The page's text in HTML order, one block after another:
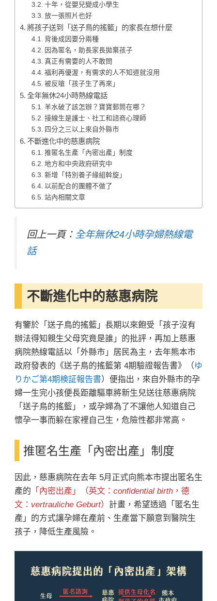
十年，從嬰兒變成小學生
放一張照片也好
將孩子送到「送子鳥的搖籃」的家長在想什麼
背後成因要分兩種
因為匿名，助長家長拋棄孩子
真正有需要的人不敢問
福利再優渥，有需求的人不知道就沒用
被反嗆「孩子生了再來」
全年無休24小時熱線電話
羊水破了該怎辦？寶寶郵筒在哪？
接線生是護士、社工和諮商心理師
四分之三以上來自外縣市
不斷進化中的慈惠病院
推匿名生產「內密出產」制度
地方和中央政府研究中
新增「特別養子緣組斡旋」
以前配合的團體不做了
站內相關文章
回上一頁： 全年無休24小時孕婦熱線電
話
不斷進化中的慈惠病院
有鑒於「送子鳥的搖籃」長期以來飽受「孩子沒有
辦法得知親生父母究竟是誰」的批評，再加上慈惠
病院熱線電話以「外縣市」居民為主，去年熊本市
政府發表的《送子鳥的搖籃第 4期驗證報告書》（ゆ
りかご第4期検証報告書）便指出，來自外縣市的孕
婦一生完小孩便長距離驅車將新生兒送往慈惠病院
「送子鳥的搖籃」，或孕婦為了不讓他人知道自己
懷孕一事而躲在家裡自己生，危險性都非常高。
推匿名生產「內密出產」制度
因此，慈惠病院在去年 5月正式向熊本市提出匿名生
產的 「內密出產」（英文： confidential birth ，德
文： vertrauliche Geburt） 計畫，希望透過「匿名生
產」的方式讓孕婦在產前、生產當下願意到醫院生
孩子，降低生產風險。